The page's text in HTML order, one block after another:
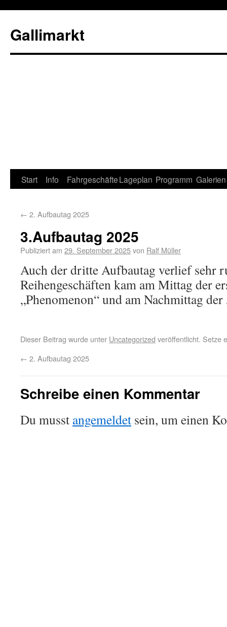
Gallimarkt
Start Info FahrgeschäfteLageplan Programm Galerien
← 2. Aufbautag 2025
3.Aufbautag 2025
Publiziert am 29. September 2025von Ralf Müller
Auch der dritte Aufbautag verlief sehr
Reihengeschäften kam am Mittag der
„Phenomenon“ und am Nachmittag
Dieser Beitrag wurde unter Uncategorized veröffentlicht. Setze
← 2. Aufbautag 2025
Schreibe einen Kommentar
Du musst angemeldet sein, um einen